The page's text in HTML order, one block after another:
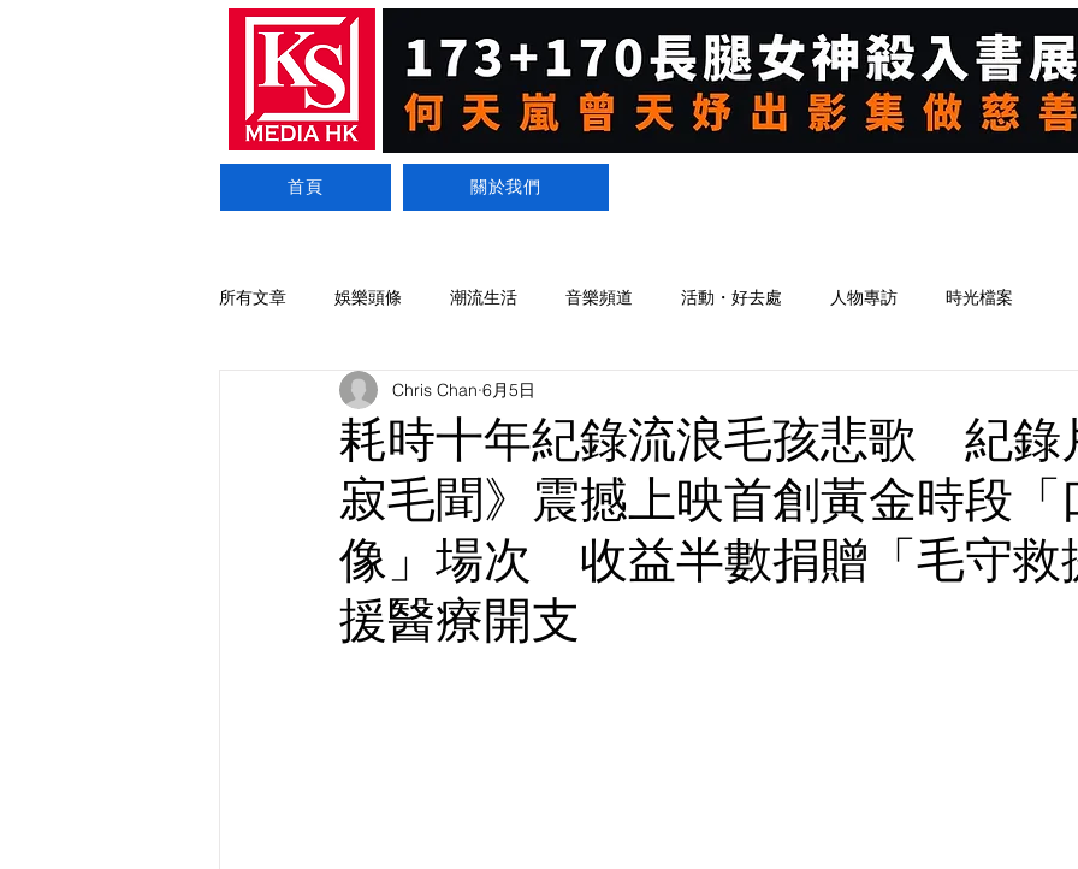
首頁 關於我們
所有文章 娛樂頭條 潮流生活 音樂頻道 活動・好去處 人物專訪 時光檔案
耗時十年紀錄流浪毛孩悲歌 紀錄
寂毛聞》震撼上映首創黃金時段「
像」場次 收益半數捐贈「毛守救
援醫療開支
Chris Chan 6月5日